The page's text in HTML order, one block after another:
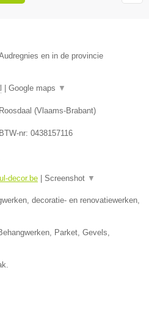
en in de provincie
| Google maps ▼
Roosdaal (Vlaams-Brabant)
BTW-nr: 0438157116
decor.be | Screenshot ▼
decoratie- en renovatiewerken,
Parket, Gevels,